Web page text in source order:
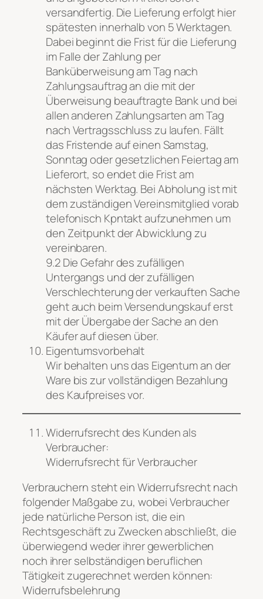
versandfertig. Die Lieferung erfolgt hier
spätesten innerhalb von 5 Werktagen.
Dabei beginnt die Frist für die Lieferung
im Falle der Zahlung per
Banküberweisung am Tag nach
Zahlungsauftrag an die mit der
Überweisung beauftragte Bank und bei
allen anderen Zahlungsarten am Tag
nach Vertragsschluss zu laufen. Fällt
das Fristende auf einen Samstag,
Sonntag oder gesetzlichen Feiertag am
Lieferort, so endet die Frist am
nächsten Werktag. Bei Abholung ist mit
dem zuständigen Vereinsmitglied vorab
telefonisch Kpntakt aufzunehmen um
den Zeitpunkt der Abwicklung zu
vereinbaren.
9.2 Die Gefahr des zufälligen
Untergangs und der zufälligen
Verschlechterung der verkauften Sache
geht auch beim Versendungskauf erst
mit der Übergabe der Sache an den
Käufer auf diesen über.
Eigentumsvorbehalt
Wir behalten uns das Eigentum an der
Ware bis zur vollständigen Bezahlung
des Kaufpreises vor.
Widerrufsrecht des Kunden als
Verbraucher:
Widerrufsrecht für Verbraucher
Verbrauchern steht ein Widerrufsrecht nach
folgender Maßgabe zu, wobei Verbraucher
jede natürliche Person ist, die ein
Rechtsgeschäft zu Zwecken abschließt, die
überwiegend weder ihrer gewerblichen
noch ihrer selbständigen beruflichen
Tätigkeit zugerechnet werden können:
Widerrufsbelehrung